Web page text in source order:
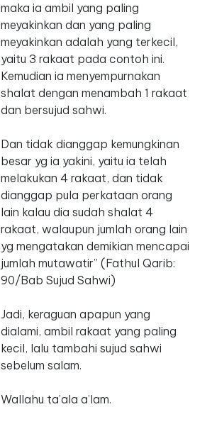
maka ia ambil yang paling
meyakinkan dan yang paling
meyakinkan adalah yang terkecil,
yaitu 3 rakaat pada contoh ini.
Kemudian ia menyempurnakan
shalat dengan menambah 1 rakaat
dan bersujud sahwi.
Dan tidak dianggap kemungkinan
besar yg ia yakini, yaitu ia telah
melakukan 4 rakaat, dan tidak
dianggap pula perkataan orang
lain kalau dia sudah shalat 4
rakaat, walaupun jumlah orang lain
yg mengatakan demikian mencapai
jumlah mutawatir” (Fathul Qarib:
90/Bab Sujud Sahwi)
Jadi, keraguan apapun yang
dialami, ambil rakaat yang paling
kecil, lalu tambahi sujud sahwi
sebelum salam.
Wallahu ta’ala a’lam.